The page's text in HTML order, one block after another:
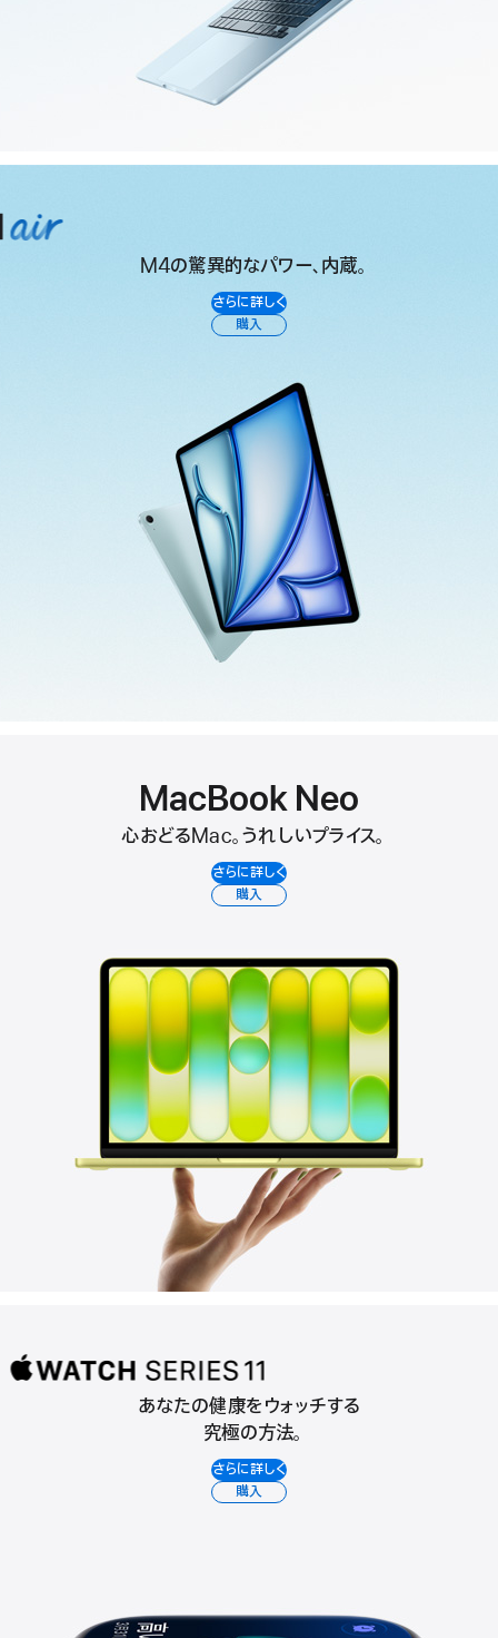
iPad
Air
M4の驚異的なパワー、内蔵。
さらに詳しく
購入
MacBook Neo
心おどるMac。うれしいプライス。
さらに詳しく
購入
Apple
Watch
Series
あなたの健康をウォッチする
究極の方法。
さらに詳しく
購入